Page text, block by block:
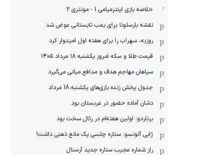
خلاصه بازی اینترمیامی 1 - مونتری 2
نقشه بارسلونا برای بمب تابستانی عوض شد
روزبه، سهراب را برای هفته اول امیدوار کرد
قیمت طلا و سکه امروز یکشنبه ۱۸ مرداد ۱۴۰۵
سپاهان مهاجم هدف و مدافع میانی می‌گیرد
جدول پخش زنده بازی‌های یکشنبه 18 مرداد
دشان آماده حضور در عربستان بود
برناردو: اولین هفته‌ام در رئال سخت بود
ژابی آلونسو: ستاره چلسی یک مانع ذهنی داشت!
راز شماره عجیب ستاره جدید آرسنال